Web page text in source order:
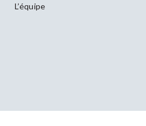
L’équipe